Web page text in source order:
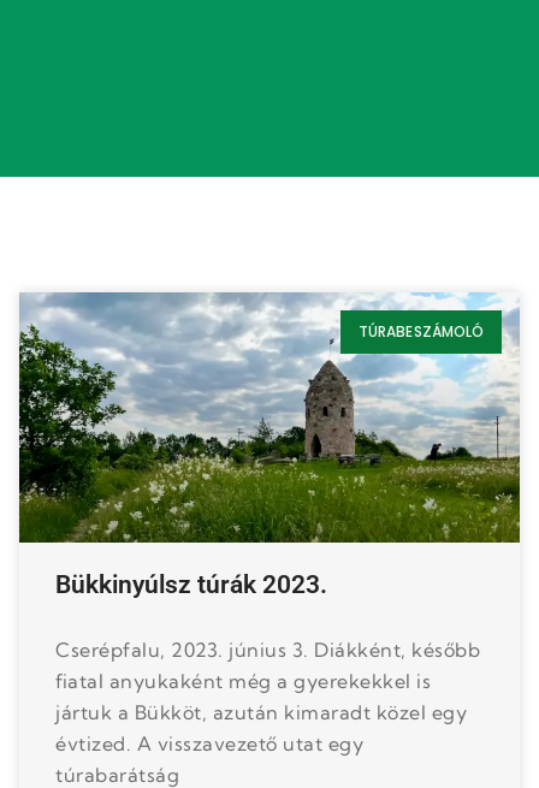
TÚRABESZÁMOLÓ
Bükkinyúlsz túrák 2023.
Cserépfalu, 2023. június 3. Diákként, később
fiatal anyukaként még a gyerekekkel is
jártuk a Bükköt, azután kimaradt közel egy
évtized. A visszavezető utat egy
túrabarátság